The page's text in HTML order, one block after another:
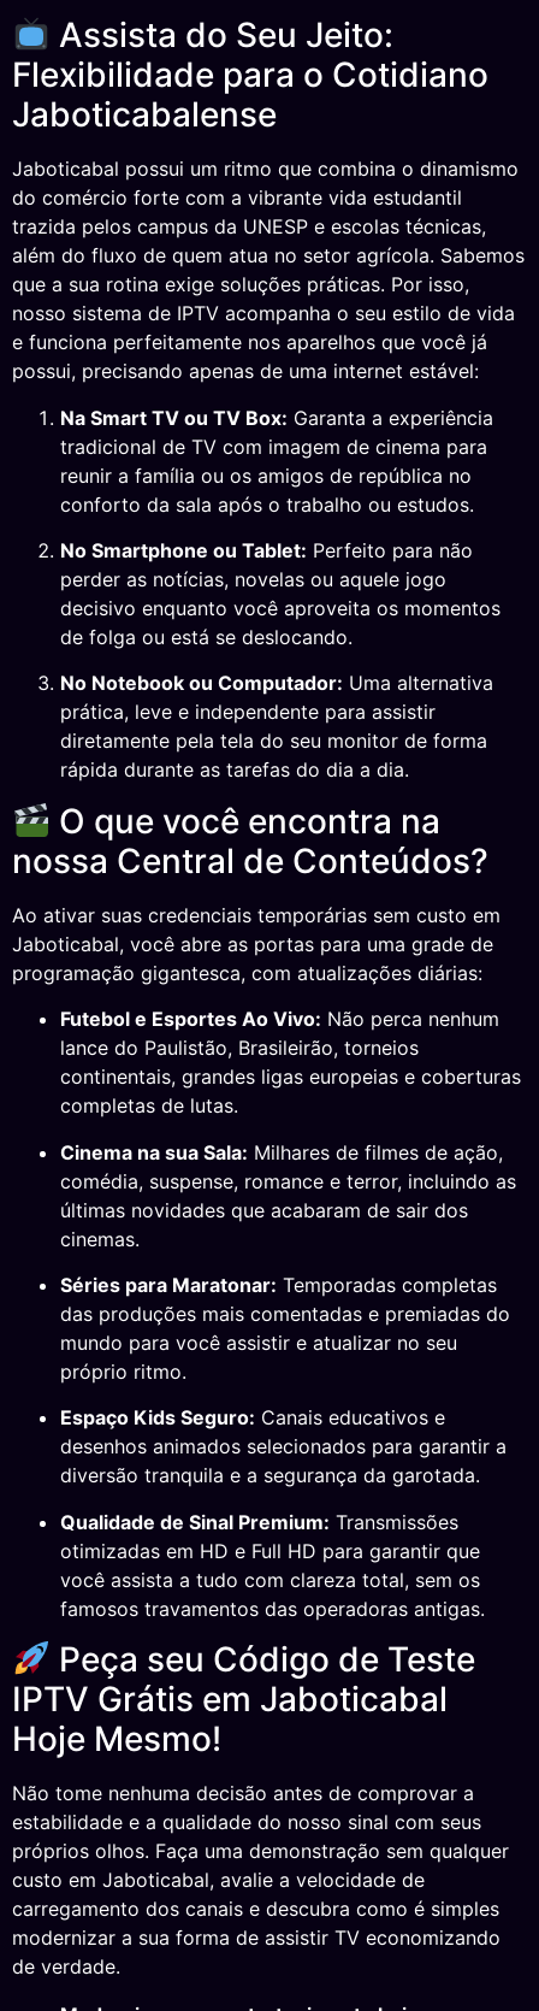
Assista do Seu Jeito:
Flexibilidade para o Cotidiano
Jaboticabalense
Jaboticabal possui um ritmo que combina o dinamismo
do comércio forte com a vibrante vida estudantil
trazida pelos campus da UNESP e escolas técnicas,
além do fluxo de quem atua no setor agrícola. Sabemos
que a sua rotina exige soluções práticas. Por isso,
nosso sistema de IPTV acompanha o seu estilo de vida
e funciona perfeitamente nos aparelhos que você já
possui, precisando apenas de uma internet estável:
Na Smart TV ou TV Box: Garanta a experiência
tradicional de TV com imagem de cinema para
reunir a família ou os amigos de república no
conforto da sala após o trabalho ou estudos.
No Smartphone ou Tablet: Perfeito para não
perder as notícias, novelas ou aquele jogo
decisivo enquanto você aproveita os momentos
de folga ou está se deslocando.
No Notebook ou Computador: Uma alternativa
prática, leve e independente para assistir
diretamente pela tela do seu monitor de forma
rápida durante as tarefas do dia a dia.
O que você encontra na
nossa Central de Conteúdos?
Ao ativar suas credenciais temporárias sem custo em
Jaboticabal, você abre as portas para uma grade de
programação gigantesca, com atualizações diárias:
Futebol e Esportes Ao Vivo: Não perca nenhum
lance do Paulistão, Brasileirão, torneios
continentais, grandes ligas europeias e coberturas
completas de lutas.
Cinema na sua Sala: Milhares de filmes de ação,
comédia, suspense, romance e terror, incluindo as
últimas novidades que acabaram de sair dos
cinemas.
Séries para Maratonar: Temporadas completas
das produções mais comentadas e premiadas do
mundo para você assistir e atualizar no seu
próprio ritmo.
Espaço Kids Seguro: Canais educativos e
desenhos animados selecionados para garantir a
diversão tranquila e a segurança da garotada.
Qualidade de Sinal Premium: Transmissões
otimizadas em HD e Full HD para garantir que
você assista a tudo com clareza total, sem os
famosos travamentos das operadoras antigas.
Peça seu Código de Teste
IPTV Grátis em Jaboticabal
Hoje Mesmo!
Não tome nenhuma decisão antes de comprovar a
estabilidade e a qualidade do nosso sinal com seus
próprios olhos. Faça uma demonstração sem qualquer
custo em Jaboticabal, avalie a velocidade de
carregamento dos canais e descubra como é simples
modernizar a sua forma de assistir TV economizando
de verdade.